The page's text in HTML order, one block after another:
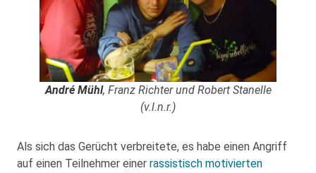
André Mühl, Franz Richter und Robert Stanelle
(v.l.n.r.)
Als sich das Gerücht verbreitete, es habe einen Angriff
auf einen Teilnehmer einer rassistisch motivierten